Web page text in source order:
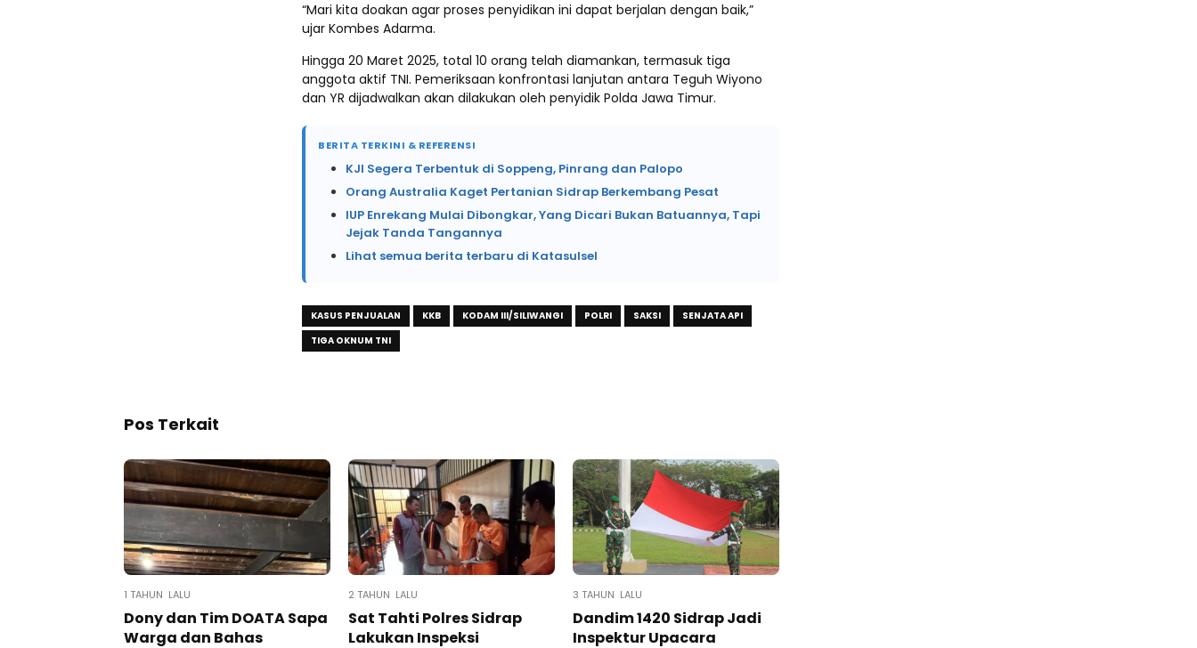
“Mari kita doakan agar proses penyidikan ini dapat berjalan dengan baik,”
ujar Kombes Adarma.
Hingga 20 Maret 2025, total 10 orang telah diamankan, termasuk tiga
anggota aktif TNI. Pemeriksaan konfrontasi lanjutan antara Teguh Wiyono
dan YR dijadwalkan akan dilakukan oleh penyidik Polda Jawa Timur.
BERITA TERKINI & REFERENSI
KJI Segera Terbentuk di Soppeng, Pinrang dan Palopo
Orang Australia Kaget Pertanian Sidrap Berkembang Pesat
IUP Enrekang Mulai Dibongkar, Yang Dicari Bukan Batuannya, Tapi
Jejak Tanda Tangannya
Lihat semua berita terbaru di Katasulsel
KASUS PENJUALAN KKB KODAM III/SILIWANGI POLRI SAKSI
SENJATA API
TIGA OKNUM TNI
Pos Terkait
1 TAHUN LALU
Dony dan Tim DOATA Sapa
Warga dan Bahas
2 TAHUN LALU
Sat Tahti Polres Sidrap
Lakukan Inspeksi
3 TAHUN LALU
Dandim 1420 Sidrap Jadi
Inspektur Upacara